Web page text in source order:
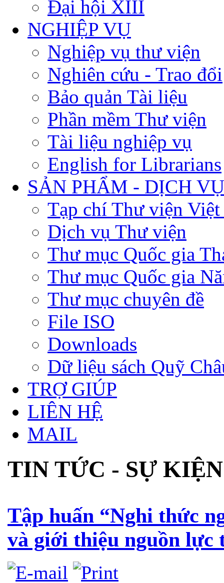
Đại hội XIII
NGHIỆP VỤ
Nghiệp vụ thư viện
Nghiên cứu - Trao đổi
Bảo quản Tài liệu
Phần mềm Thư viện
Tài liệu nghiệp vụ
English for Librarians
SẢN PHẨM - DỊCH VỤ
Tạp chí Thư viện Việt
Dịch vụ Thư viện
Thư mục Quốc gia
Thư mục Quốc gia
Thư mục chuyên đề
File ISO
Downloads
Dữ liệu sách Quỹ
TRỢ GIÚP
LIÊN HỆ
MAIL
TIN TỨC - SỰ KIỆN
Tập huấn “Nghi thức
và giới thiệu nguồn